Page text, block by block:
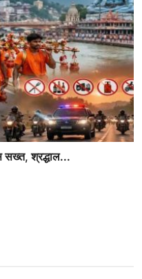
सख्त, श्रद्धाल...